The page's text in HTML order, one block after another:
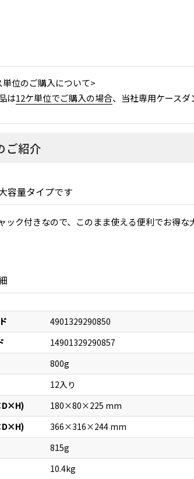
単位のご購入について>
は12ケ単位でご購入の場合、当社専用ケースダ
ご紹介
容量タイプです
ック付きなので、このまま使える便利でお得な
4901329290850
14901329290857
800g
12入り
180×80×225 mm
366×316×244 mm
815g
10.4kg